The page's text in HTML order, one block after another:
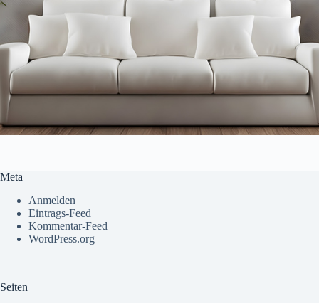
Meta
Anmelden
Eintrags-Feed
Kommentar-Feed
WordPress.org
Seiten